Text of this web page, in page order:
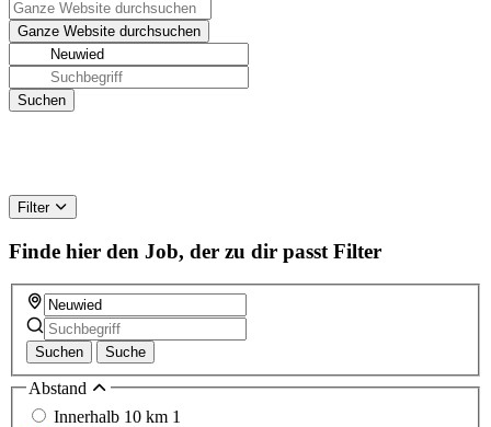
Filter
Finde hier den Job, der zu dir passt Filter
Suchen Suche
Abstand
Innerhalb 10 km 1